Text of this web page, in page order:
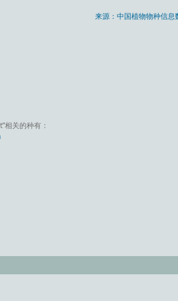
来源：中国植物物种信息
关的种有：